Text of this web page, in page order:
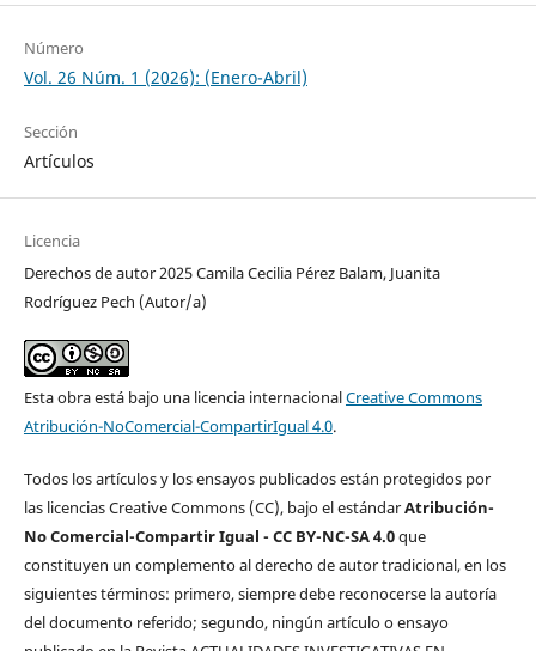
Número
Vol. 26 Núm. 1 (2026): (Enero-Abril)
Sección
Artículos
Licencia
Derechos de autor 2025 Camila Cecilia Pérez Balam, Juanita
Rodríguez Pech (Autor/a)
Esta obra está bajo una licencia internacionalCreative Commons
Atribución-NoComercial-CompartirIgual 4.0.
Todos los artículos y los ensayos publicados están protegidos por
las licencias Creative Commons (CC), bajo el estándarAtribución-
No Comercial-Compartir Igual - CC BY-NC-SA 4.0que
constituyen un complemento al derecho de autor tradicional, en los
siguientes términos: primero, siempre debe reconocerse la autoría
del documento referido; segundo, ningún artículo o ensayo